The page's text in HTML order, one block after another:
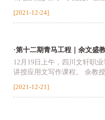
[2021-12-24]
·第十二期青马工程｜余文盛
12月19日上午，四川文轩职
讲授应用文写作课程。 余教
[2021-12-21]